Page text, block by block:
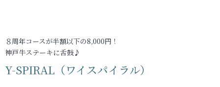
８周年コースが半額以下の8,000円！
神戸牛ステーキに舌鼓♪
Y-SPIRAL（ワイスパイラル）